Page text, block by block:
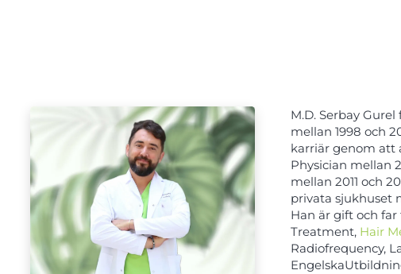
M.D. Serbay
mellan 1998 och
karriär genom att
Physician mellan
mellan 2011 och
privata sjukhuset
Han är gift och
Treatment, Hair
Radiofrequency,